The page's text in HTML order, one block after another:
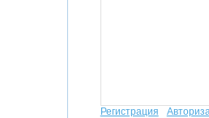
Регистрация